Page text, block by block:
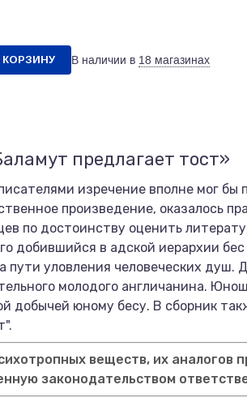
В наличии в 18 магазинах
предлагает тост»
изречение вполне мог
произведение, оказалось
по достоинству оценить
в адской иерархии бес
уловления человеческих душ.
молодого англичанина.
добычей юному бесу. В сборник
веществ, их аналогов
законодательством